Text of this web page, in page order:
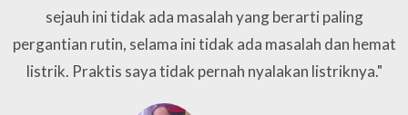
sejauh ini tidak ada masalah yang berarti paling
pergantian rutin, selama ini tidak ada masalah dan hemat
listrik. Praktis saya tidak pernah nyalakan listriknya."